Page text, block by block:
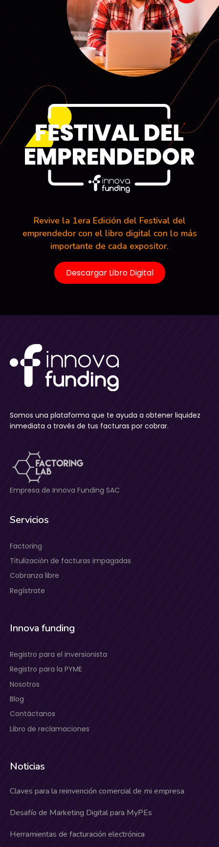
Revive la 1era Edición del Festival del
emprendedor con el libro digital con lo más
importante de cada expositor.
Descargar Libro Digital
Somos una plataforma que te ayuda a obtener liquidez
inmediata a través de tus facturas por cobrar.
Empresa de Innova Funding SAC
Servicios
Factoring
Titulización de facturas impagadas
Cobranza libre
Regístrate
Innova funding
Registro para el inversionista
Registro para la PYME
Nosotros
Blog
Contáctanos
Libro de reclamaciones
Noticias
Claves para la reinvención comercial de mi empresa
Desafío de Marketing Digital para MyPEs
Herramientas de facturación electrónica